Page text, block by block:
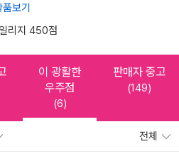
보기
리지 450점
이 광활한
우주점
(6)
판매자 중고
(149)
전체